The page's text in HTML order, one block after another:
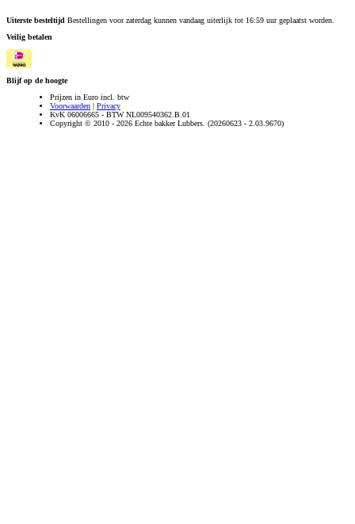
Uiterste besteltijd Bestellingen voor zaterdag kunnen vandaag uiterlijk tot 16:59 uur geplaatst worden.
Veilig betalen
Blijf op de hoogte
Prijzen in Euro incl. btw
Voorwaarden | Privacy
KvK 06006665 - BTW NL009540362.B.01
Copyright © 2010 - 2026 Echte bakker Lubbers. (20260623 - 2.03.9670)